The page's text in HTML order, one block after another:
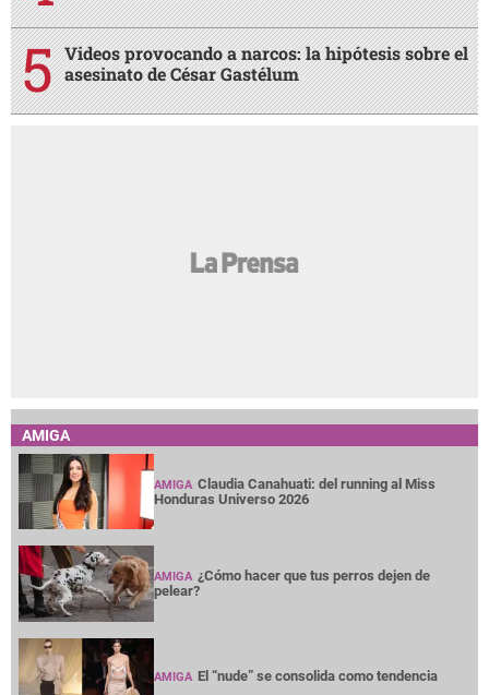
Videos provocando a narcos: la hipótesis sobre el
asesinato de César Gastélum
AMIGA
AMIGA Claudia Canahuati: del running al Miss
Honduras Universo 2026
AMIGA ¿Cómo hacer que tus perros dejen de
pelear?
AMIGA El “nude” se consolida como tendencia